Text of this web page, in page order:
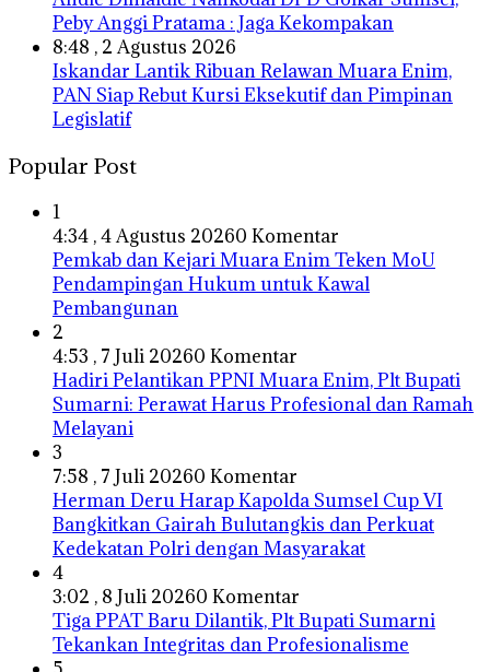
Peby Anggi Pratama : Jaga Kekompakan
8:48 , 2 Agustus 2026
Iskandar Lantik Ribuan Relawan Muara Enim,
PAN Siap Rebut Kursi Eksekutif dan Pimpinan
Legislatif
Popular Post
1
4:34 , 4 Agustus 20260 Komentar
Pemkab dan Kejari Muara Enim Teken MoU
Pendampingan Hukum untuk Kawal
Pembangunan
2
4:53 , 7 Juli 20260 Komentar
Hadiri Pelantikan PPNI Muara Enim, Plt Bupati
Sumarni: Perawat Harus Profesional dan Ramah
Melayani
3
7:58 , 7 Juli 20260 Komentar
Herman Deru Harap Kapolda Sumsel Cup VI
Bangkitkan Gairah Bulutangkis dan Perkuat
Kedekatan Polri dengan Masyarakat
4
3:02 , 8 Juli 20260 Komentar
Tiga PPAT Baru Dilantik, Plt Bupati Sumarni
Tekankan Integritas dan Profesionalisme